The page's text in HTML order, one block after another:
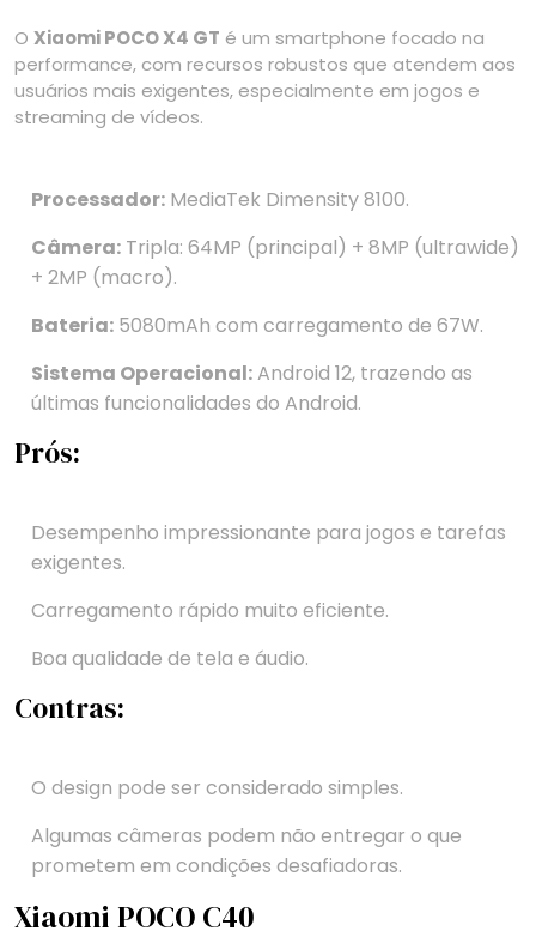
O Xiaomi POCO X4 GT é um smartphone focado na
performance, com recursos robustos que atendem aos
usuários mais exigentes, especialmente em jogos e
streaming de vídeos.
Processador: MediaTek Dimensity 8100.
Câmera: Tripla: 64MP (principal) + 8MP (ultrawide)
+ 2MP (macro).
Bateria: 5080mAh com carregamento de 67W.
Sistema Operacional:Android 12, trazendo as
últimas funcionalidades do Android.
Prós:
Desempenho impressionante para jogos e tarefas
exigentes.
Carregamento rápido muito eficiente.
Boa qualidade de tela e áudio.
Contras:
O design pode ser considerado simples.
Algumas câmeras podem não entregar o que
prometem em condições desafiadoras.
Xiaomi POCO C40